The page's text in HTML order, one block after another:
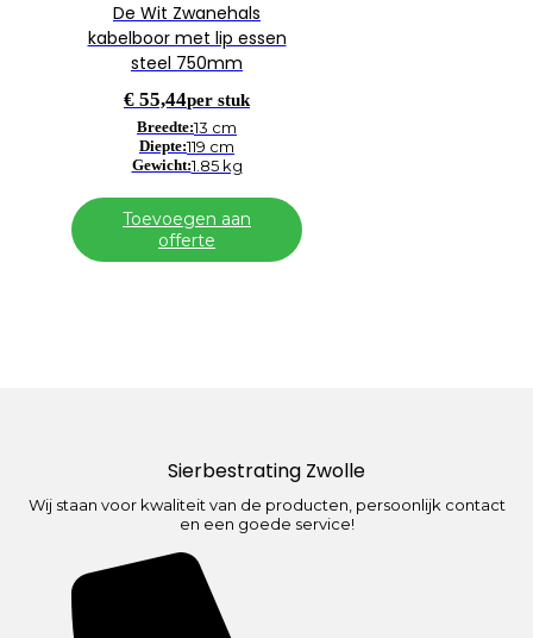
De Wit Zwanehals
kabelboor met lip essen
steel 750mm
€ 55,44per stuk
Breedte:13 cm
Diepte:119 cm
Gewicht:1.85 kg
Toevoegen aan
offerte
Sierbestrating Zwolle
Wij staan voor kwaliteit van de producten, persoonlijk contact
en een goede service!